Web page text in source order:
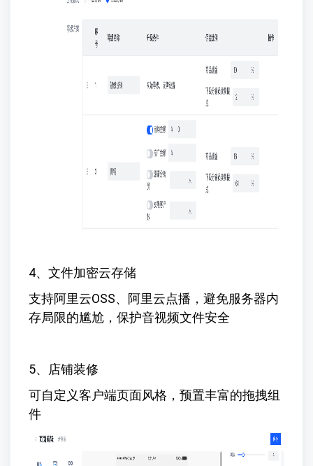
4、文件加密云存储
支持阿里云OSS、阿里云点播，避免服务器内
存局限的尴尬，保护音视频文件安全
5、店铺装修
可自定义客户端页面风格，预置丰富的拖拽组
件